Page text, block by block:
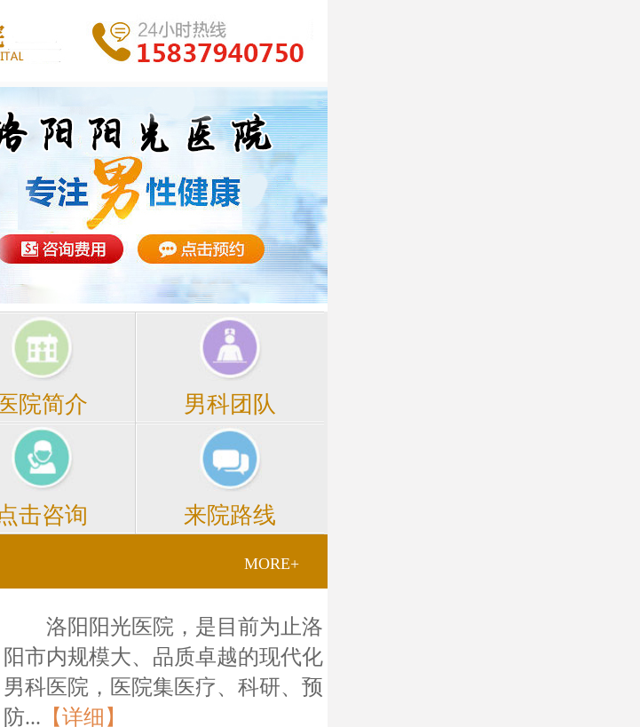
院简介 男科团队
击咨询
来院路线
MORE+
洛阳阳光医院，是目前为止洛
阳市内规模大、品质卓越的现代化
男科医院，医院集医疗、科研、预
防... 【详细】